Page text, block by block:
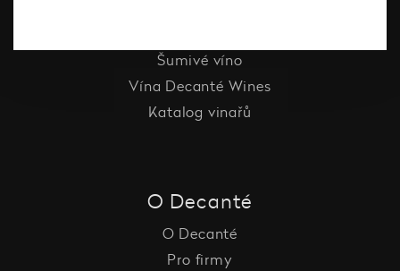
Šumivé víno
Vína Decanté Wines
Katalog vinařů
O Decanté
O Decanté
Pro firmy